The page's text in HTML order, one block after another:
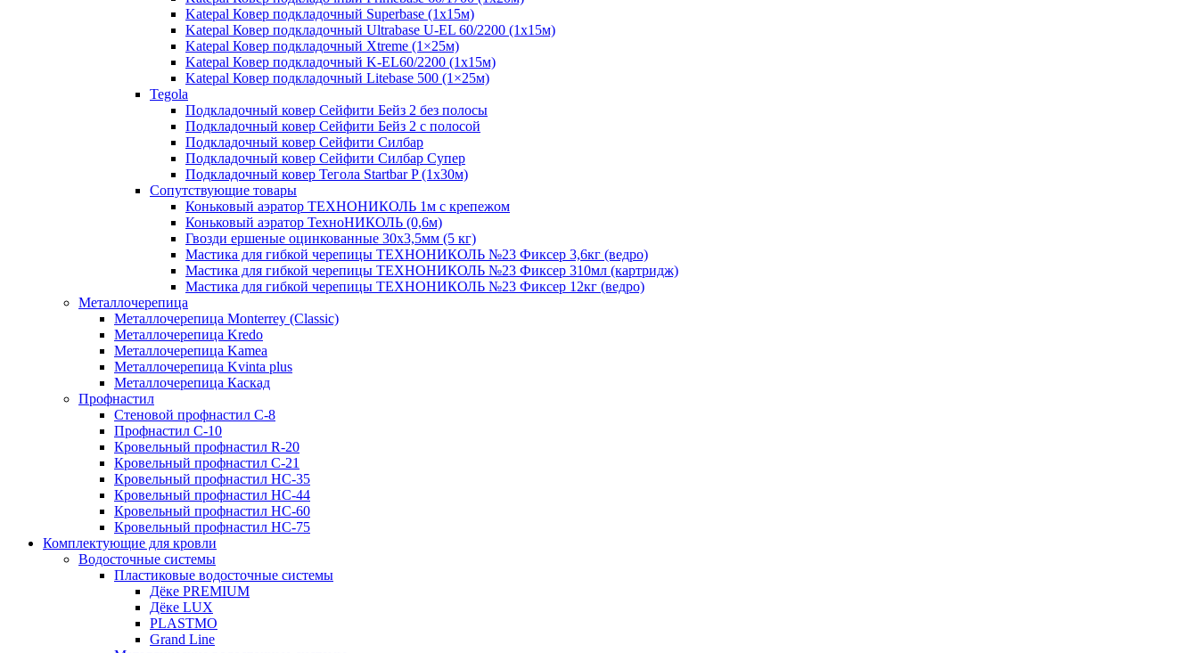
Katepal Ковер подкладочный Superbase (1х15м)
Katepal Ковер подкладочный Ultrabase U-EL 60/2200 (1х15м)
Katepal Ковер подкладочный Хtreme (1×25м)
Katepal Ковер подкладочный K-EL60/2200 (1х15м)
Katepal Ковер подкладочный Litebase 500 (1×25м)
Tegola
Подкладочный ковер Сейфити Бейз 2 без полосы
Подкладочный ковер Сейфити Бейз 2 с полосой
Подкладочный ковер Сейфити Силбар
Подкладочный ковер Сейфити Силбар Супер
Подкладочный ковер Тегола Startbar P (1х30м)
Сопутствующие товары
Коньковый аэратор ТЕХНОНИКОЛЬ 1м с крепежом
Коньковый аэратор ТехноНИКОЛЬ (0,6м)
Гвозди ершеные оцинкованные 30х3,5мм (5 кг)
Мастика для гибкой черепицы ТЕХНОНИКОЛЬ №23 Фиксер 3,6кг (ведро)
Мастика для гибкой черепицы ТЕХНОНИКОЛЬ №23 Фиксер 310мл (картридж)
Мастика для гибкой черепицы ТЕХНОНИКОЛЬ №23 Фиксер 12кг (ведро)
Металлочерепица
Металлочерепица Мonterrey (Classic)
Металлочерепица Kredo
Металлочерепица Kamea
Металлочерепица Kvinta plus
Металлочерепица Каскад
Профнастил
Стеновой профнастил C-8
Профнастил С-10
Кровельный профнастил R-20
Кровельный профнастил С-21
Кровельный профнастил НС-35
Кровельный профнастил НС-44
Кровельный профнастил НС-60
Кровельный профнастил НС-75
Комплектующие для кровли
Водосточные системы
Пластиковые водосточные системы
Дёке PREMIUM
Дёке LUX
PLASTMO
Grand Line